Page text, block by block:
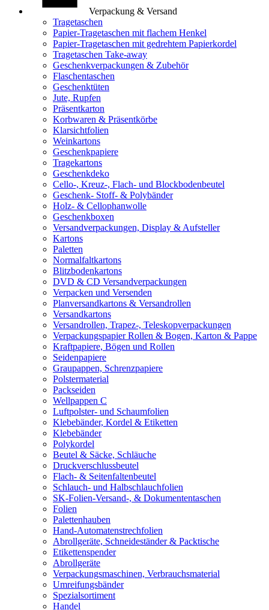
Verpackung & Versand
Tragetaschen
Papier-Tragetaschen mit flachem Henkel
Papier-Tragetaschen mit gedrehtem Papierkordel
Tragetaschen Take-away
Geschenkverpackungen & Zubehör
Flaschentaschen
Geschenktüten
Jute, Rupfen
Präsentkarton
Korbwaren & Präsentkörbe
Klarsichtfolien
Weinkartons
Geschenkpapiere
Tragekartons
Geschenkdeko
Cello-, Kreuz-, Flach- und Blockbodenbeutel
Geschenk- Stoff- & Polybänder
Holz- & Cellophanwolle
Geschenkboxen
Versandverpackungen, Display & Aufsteller
Kartons
Paletten
Normalfaltkartons
Blitzbodenkartons
DVD & CD Versandverpackungen
Verpacken und Versenden
Planversandkartons & Versandrollen
Versandkartons
Versandrollen, Trapez-, Teleskopverpackungen
Verpackungspapier Rollen & Bogen, Karton & Pappe
Kraftpapiere, Bögen und Rollen
Seidenpapiere
Graupappen, Schrenzpapiere
Polstermaterial
Packseiden
Wellpappen C
Luftpolster- und Schaumfolien
Klebebänder, Kordel & Etiketten
Klebebänder
Polykordel
Beutel & Säcke, Schläuche
Druckverschlussbeutel
Flach- & Seitenfaltenbeutel
Schlauch- und Halbschlauchfolien
SK-Folien-Versand-, & Dokumententaschen
Folien
Palettenhauben
Hand-Automatenstrechfolien
Abrollgeräte, Schneideständer & Packtische
Etikettenspender
Abrollgeräte
Verpackungsmaschinen, Verbrauchsmaterial
Umreifungsbänder
Spezialsortiment
Handel